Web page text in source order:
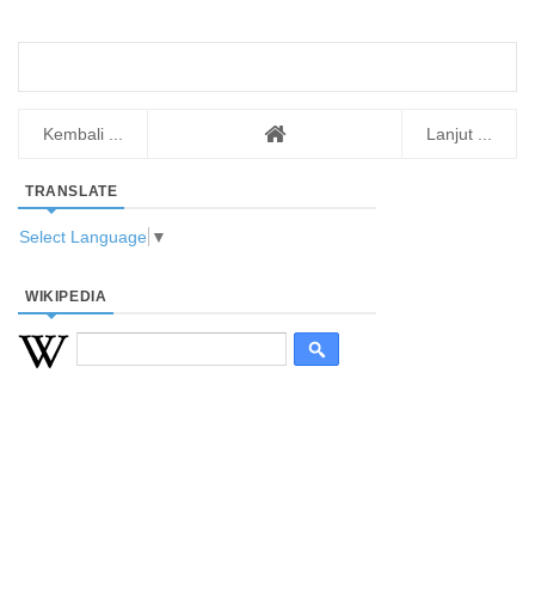
Kembali ... Lanjut ...
TRANSLATE
Select Language ▼
WIKIPEDIA